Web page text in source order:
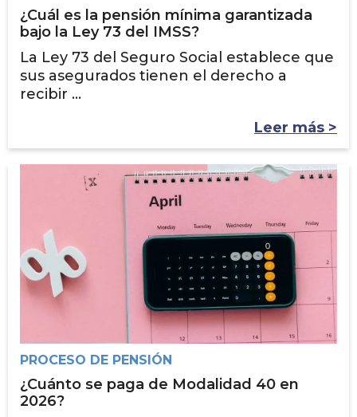
¿Cuál es la pensión mínima garantizada
bajo la Ley 73 del IMSS?
La Ley 73 del Seguro Social establece que
sus asegurados tienen el derecho a
recibir ...
Leer más >
PROCESO DE PENSIÓN
¿Cuánto se paga de Modalidad 40 en
2026?